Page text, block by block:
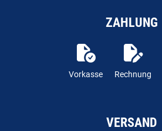
ZAHLUNG
Vorkasse Rechnung
VERSAND